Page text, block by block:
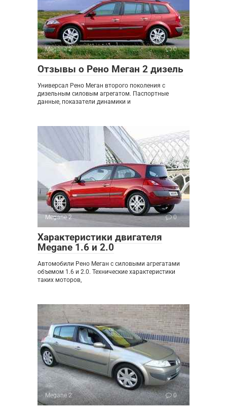
Megane 2 0
Отзывы о Рено Меган 2 дизель
Универсал Рено Меган второго поколения с
дизельным силовым агрегатом. Паспортные
данные, показатели динамики и
Megane 2 0
Характеристики двигателя
Megane 1.6 и 2.0
Автомобили Рено Меган с силовыми агрегатами
объемом 1.6 и 2.0. Технические характеристики
таких моторов,
Megane 2 0